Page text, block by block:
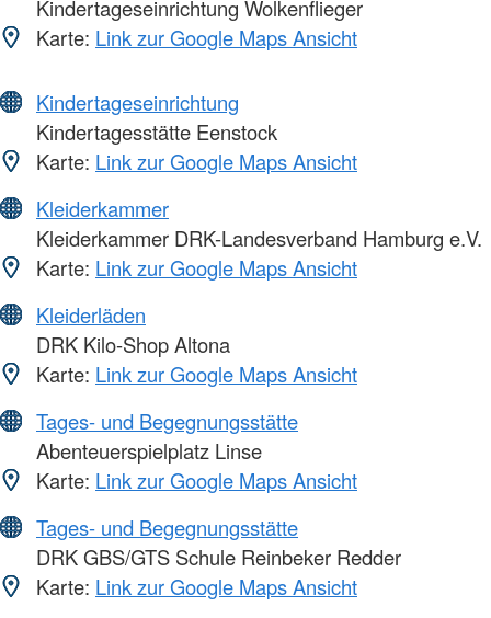
Kindertageseinrichtung Wolkenflieger
Karte: Link zur Google Maps Ansicht
Kindertageseinrichtung
Kindertagesstätte Eenstock
Karte: Link zur Google Maps Ansicht
Kleiderkammer
Kleiderkammer DRK-Landesverband Hamburg e.V.
Karte: Link zur Google Maps Ansicht
Kleiderläden
DRK Kilo-Shop Altona
Karte: Link zur Google Maps Ansicht
Tages- und Begegnungsstätte
Abenteuerspielplatz Linse
Karte: Link zur Google Maps Ansicht
Tages- und Begegnungsstätte
DRK GBS/GTS Schule Reinbeker Redder
Karte: Link zur Google Maps Ansicht